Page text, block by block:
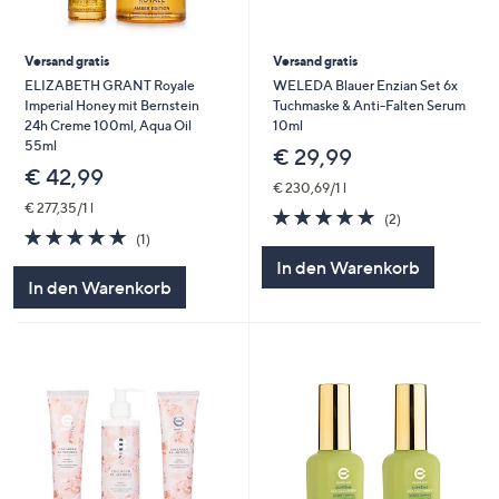
Versand gratis
ELIZABETH GRANT Royale
Imperial Honey mit Bernstein
24h Creme 100ml, Aqua Oil
55ml
€ 42,99
€ 277,35/1 l
5.0
von
5
(1)
In den Warenkorb
Versand gratis
WELEDA Blauer Enzian Set 6x
Tuchmaske & Anti-Falten Serum
10ml
€ 29,99
€ 230,69/1 l
5.0
von
(2)2
In den Warenkorb